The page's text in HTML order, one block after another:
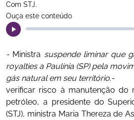
Com STJ.
Ouça este conteúdo
- Ministra suspende liminar que
royalties a Paulínia (SP) pela
gás natural em seu território.-
verificar risco à manutenção do
petróleo, a presidente do
(STJ), ministra Maria Thereza de